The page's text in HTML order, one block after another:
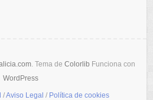
. Tema de Colorlib Funciona con
WordPress
/Aviso Legal / Política de cookies